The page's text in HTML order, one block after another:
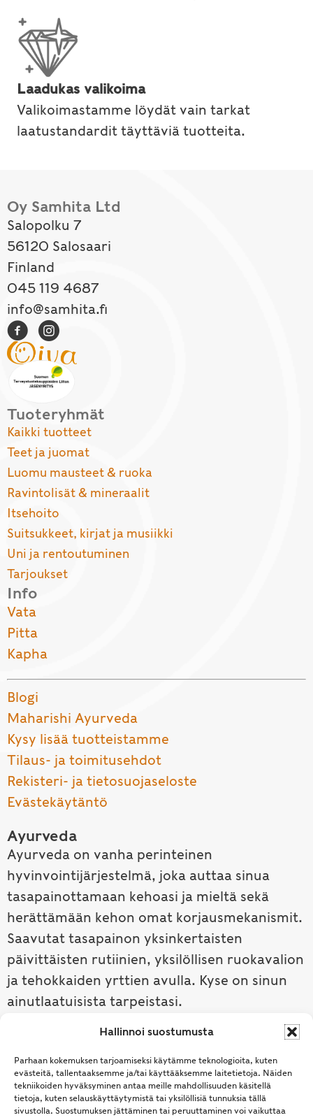
Hallinnoi suostumusta
Parhaan kokemuksen tarjoamiseksi käytämme teknologioita, kuten
evästeitä, tallentaaksemme ja/tai käyttääksemme laitetietoja. Näiden
tekniikoiden hyväksyminen antaa meille mahdollisuuden käsitellä
tietoja, kuten selauskäyttäytymistä tai yksilöllisiä tunnuksia tällä
sivustolla. Suostumuksen jättäminen tai peruuttaminen voi vaikuttaa
Laadukas valikoima
Valikoimastamme löydät vain tarkat
laatustandardit täyttäviä tuotteita.
Oy Samhita Ltd
Salopolku 7
56120 Salosaari
Finland
045 119 4687
info@samhita.fi
Tuoteryhmät
Kaikki tuotteet
Teet ja juomat
Luomu mausteet & ruoka
Ravintolisät & mineraalit
Itsehoito
Suitsukkeet, kirjat ja musiikki
Uni ja rentoutuminen
Tarjoukset
Info
Vata
Pitta
Kapha
Blogi
Maharishi Ayurveda
Kysy lisää tuotteistamme
Tilaus- ja toimitusehdot
Rekisteri- ja tietosuojaseloste
Evästekäytäntö
Ayurveda
Ayurveda on vanha perinteinen
hyvinvointijärjestelmä, joka auttaa sinua
tasapainottamaan kehoasi ja mieltä sekä
herättämään kehon omat korjausmekanismit.
Saavutat tasapainon yksinkertaisten
päivittäisten rutiinien, yksilöllisen ruokavalion
ja tehokkaiden yrttien avulla. Kyse on sinun
ainutlaatuisista tarpeistasi.
Tutustu ayurvedaan →